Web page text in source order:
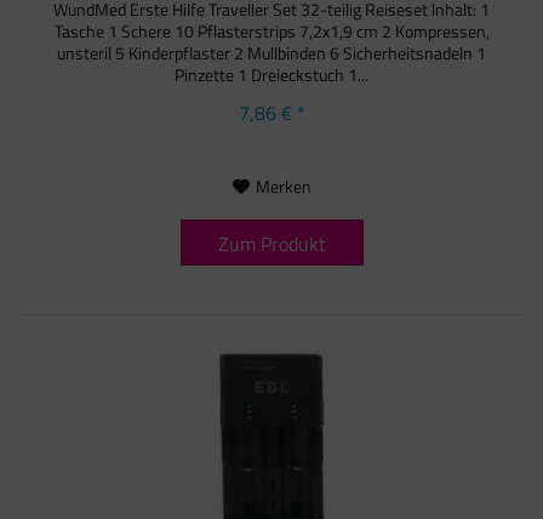
WundMed Erste Hilfe Traveller Set 32-teilig Reiseset Inhalt: 1
Tasche 1 Schere 10 Pflasterstrips 7,2x1,9 cm 2 Kompressen,
unsteril 5 Kinderpflaster 2 Mullbinden 6 Sicherheitsnadeln 1
Pinzette 1 Dreieckstuch 1...
7,86 € *
Merken
Zum Produkt